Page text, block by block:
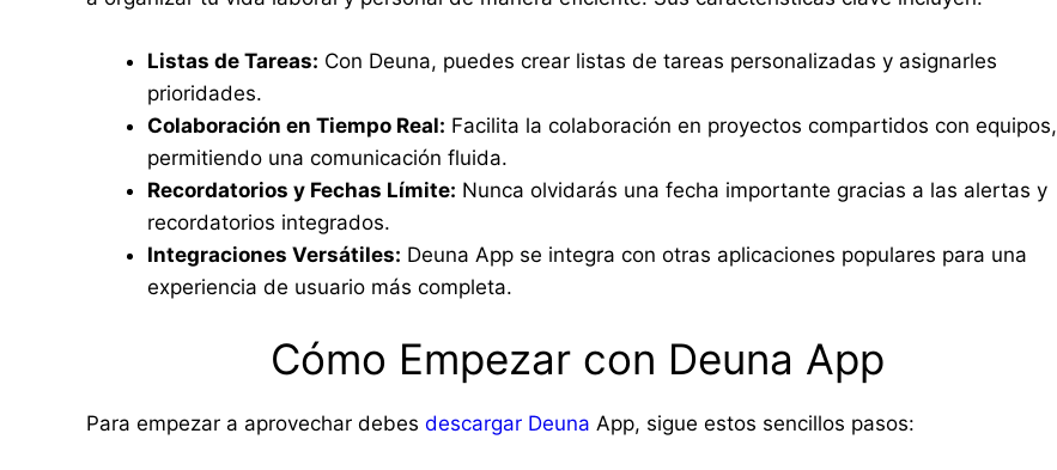
Listas de Tareas: Con Deuna, puedes crear listas de tareas personalizadas y asignarles
prioridades.
Colaboración en Tiempo Real: Facilita la colaboración en proyectos compartidos con equipos,
permitiendo una comunicación fluida.
Recordatorios y Fechas Límite: Nunca olvidarás una fecha importante gracias a las alertas y
recordatorios integrados.
Integraciones Versátiles: Deuna App se integra con otras aplicaciones populares para una
experiencia de usuario más completa.
Cómo Empezar con Deuna App
Para empezar a aprovechar debes descargar Deuna App, sigue estos sencillos pasos: